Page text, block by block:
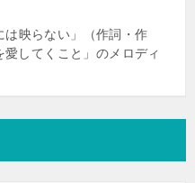
映らない」（作詞・作
してくこと」のメロディ